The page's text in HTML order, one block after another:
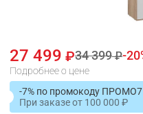
27 499 34 399 20
Подробнее о цене
-7% по промокоду ПРОМО7
При заказеот 100 000